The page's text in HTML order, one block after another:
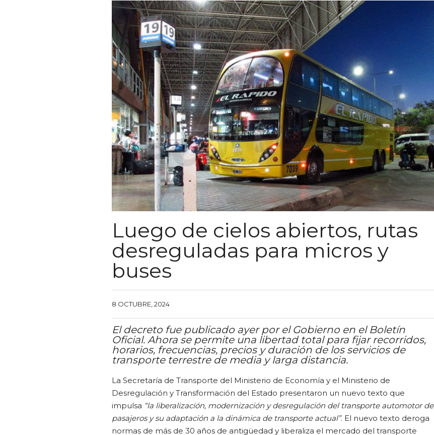
Luego de cielos abiertos, rutas
desreguladas para micros y
buses
8 OCTUBRE, 2024
El decreto fue publicado ayer por el Gobierno en el Boletín
Oficial. Ahora se permite una libertad total para fijar recorridos,
horarios, frecuencias, precios y duración de los servicios de
transporte terrestre de media y larga distancia.
La Secretaría de Transporte del Ministerio de Economía y el Ministerio de
Desregulación y Transformación del Estado presentaron un nuevo texto que
impulsa “la liberalización, modernización y desregulación del transporte automotor de
pasajeros y su adaptación a la dinámica de transporte actual”. El nuevo texto deroga
normas de más de 30 años de antigüedad y liberaliza el mercado del transporte